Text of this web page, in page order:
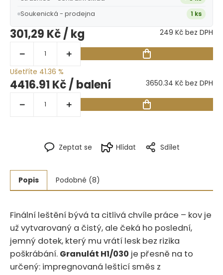
Zeptat se Hlídat Sdílet
Soukenická - prodejna 1 ks
301,29 Kč/ kg 249 Kč bez DPH
Ušetříte 41.36 %
4416.91 Kč/ balení 3650.34 Kč bez DPH
Popis Podobné (8)
Finální leštění bývá ta citlivá chvíle práce – kov je
už vytvarovaný a čistý, ale čeká ho poslední,
jemný dotek, který mu vrátí lesk bez rizika
poškrábání. Granulát H1/030 je přesně na to
určený: impregnovaná lešticí směs z